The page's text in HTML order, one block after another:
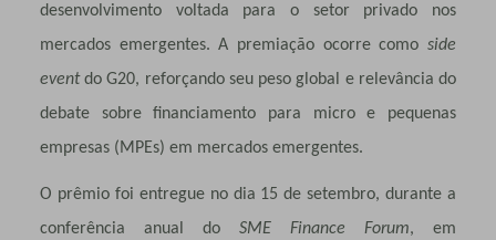
desenvolvimento voltada para o setor privado nos
mercados emergentes. A premiação ocorre comoside
eventdo G20, reforçando seu peso global e relevância do
debate sobre financiamento para micro e pequenas
empresas (MPEs) em mercados emergentes.
O prêmio foi entregue no dia 15 de setembro, durante a
conferência anual do SME Finance Forum, em